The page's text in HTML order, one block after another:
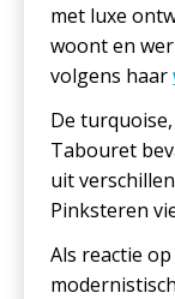
met luxe
woont en
volgens haar
De
Tabouret
uit
Pinksteren
Als reactie